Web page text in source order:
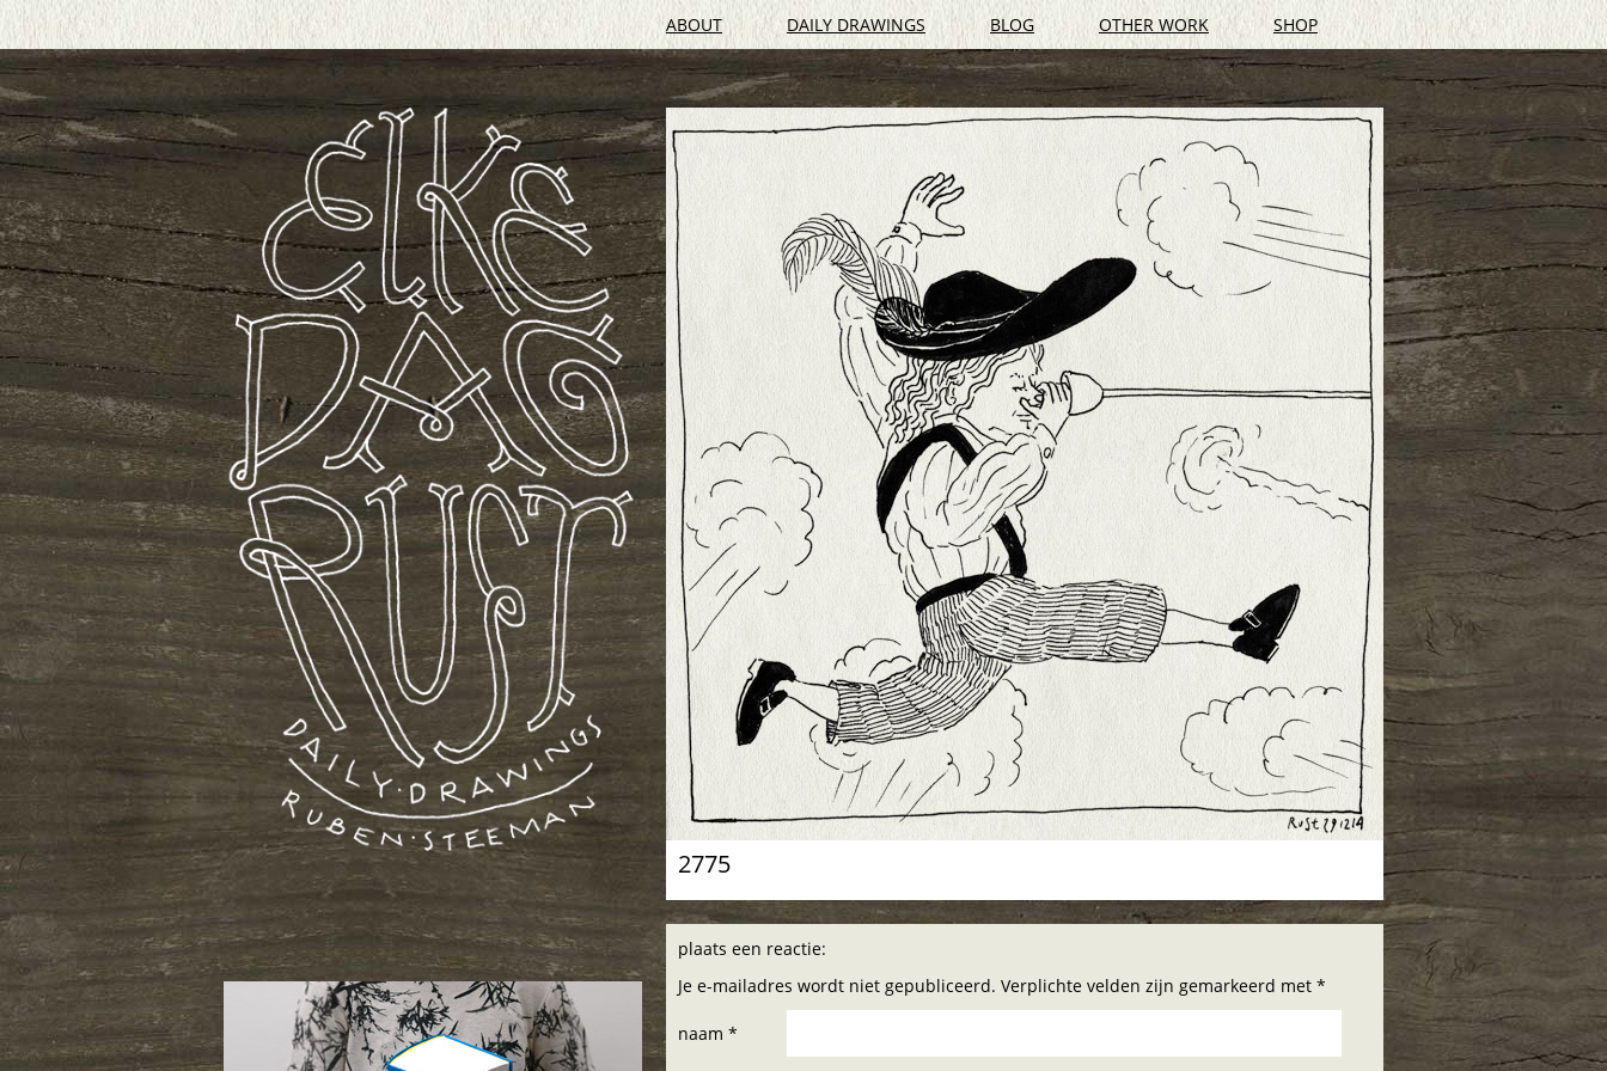
ABOUT DAILY DRAWINGS BLOG OTHER WORK SHOP
2775
plaats een reactie:
Je e-mailadres wordt niet gepubliceerd. Verplichte velden zijn gemarkeerd met *
naam *